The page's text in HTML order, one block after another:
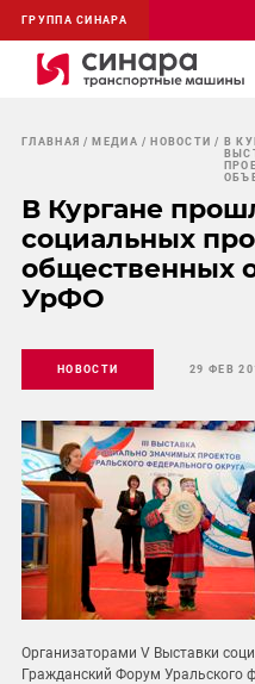
ГРУППА СИНАРА
ГЛАВНАЯ МЕДИА НОВОСТИ
В
В Кургане
социальных
общественных
УрФО
НОВОСТИ 29 ФЕВ
Организаторами V Выставки
Гражданский Форум Уральского